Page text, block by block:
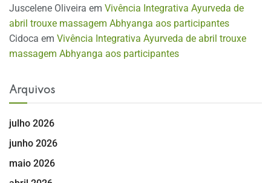
Juscelene Oliveira em Vivência Integrativa Ayurveda de
abril trouxe massagem Abhyanga aos participantes
Cidoca em Vivência Integrativa Ayurveda de abril trouxe
massagem Abhyanga aos participantes
Arquivos
julho 2026
junho 2026
maio 2026